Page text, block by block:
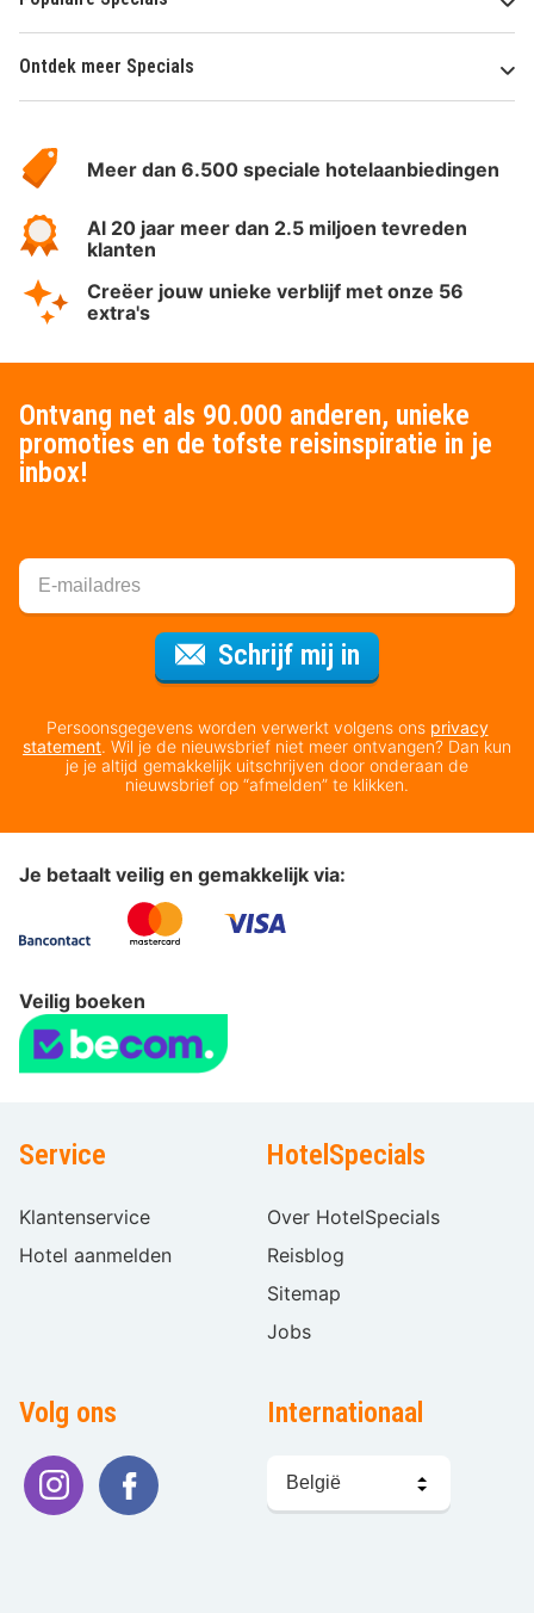
Ontdek meer Specials
HotelSpecials
Meer dan 6.500 speciale hotelaanbiedingen
Al 20 jaar meer dan 2.5 miljoen tevreden
klanten
Creëer jouw unieke verblijf met onze 56
extra's
Ontvang net als 90.000 anderen, unieke
promoties en de tofste reisinspiratie in je
inbox!
Schrijf mij in
Persoonsgegevens worden verwerkt volgens ons privacy
statement. Wil je de nieuwsbrief niet meer ontvangen? Dan kun
je je altijd gemakkelijk uitschrijven door onderaan de
nieuwsbrief op “afmelden” te klikken.
Je betaalt veilig en gemakkelijk via:
Veilig boeken
Service
Klantenservice
Hotel aanmelden
HotelSpecials
Over HotelSpecials
Reisblog
Sitemap
Jobs
Volg ons Internationaal
kiezen